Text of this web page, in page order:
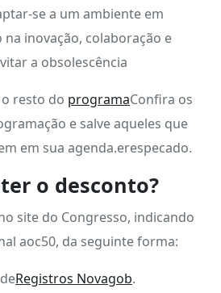
se a um ambiente em
inovação, colaboração e
a obsolescência
resto do programaConfira os
e salve aqueles que
em sua agenda.erespecado.
o desconto?
site do Congresso, indicando
aoc50, da seguinte forma:
Registros Novagob.